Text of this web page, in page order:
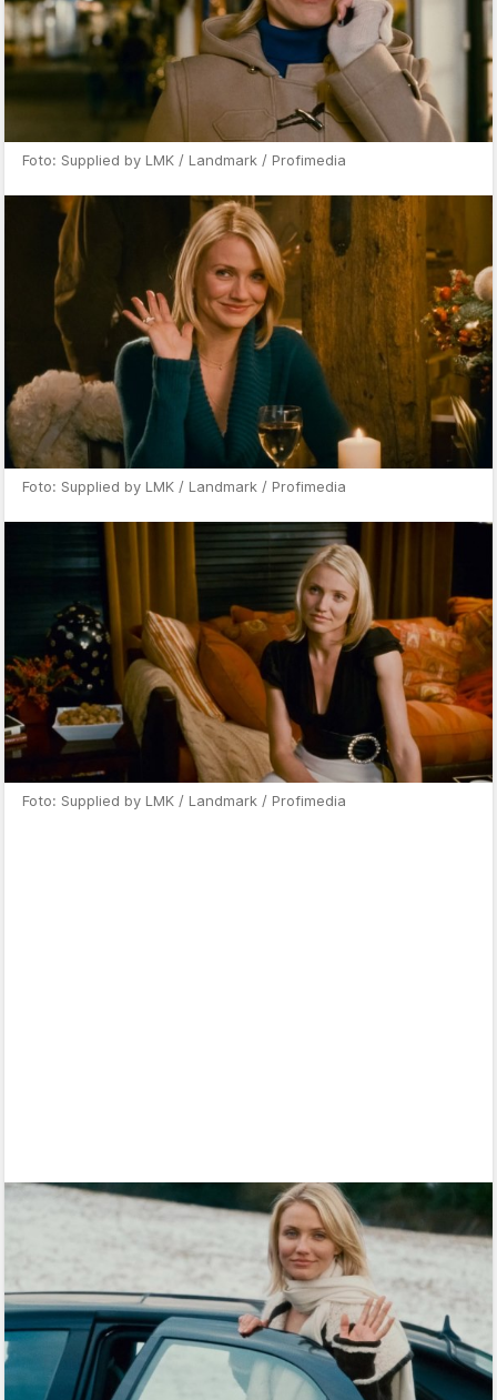
Foto: Supplied by LMK / Landmark / Profimedia
Foto: Supplied by LMK / Landmark / Profimedia
Foto: Supplied by LMK / Landmark / Profimedia